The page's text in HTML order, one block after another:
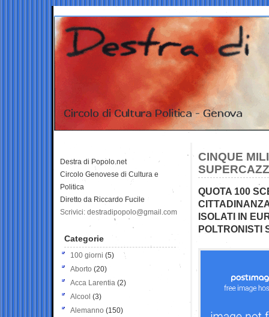
CINQUE
QUOTA 100
ISOLATI IN
POLTRONISTI
Destra di Popolo.net
Circolo Genovese di Cultura e
Politica
Diretto da Riccardo Fucile
Scrivici: destradipopolo@gmail.com
Categorie
100 giorni (5)
Aborto (20)
Acca Larentia (2)
Alcool (3)
Alemanno (150)